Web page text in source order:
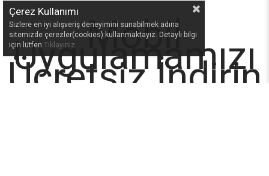
Mobil
Uygulamamızı
Ücretsiz İndirin
Çerez Kullanımı
Sizlere en iyi alışveriş deneyimini sunabilmek adına
sitemizde çerezler(cookies) kullanmaktayız. Detaylı bilgi
için lütfen Tıklayınız.